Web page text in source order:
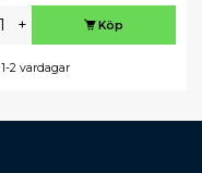
+ Köp
1-2 vardagar